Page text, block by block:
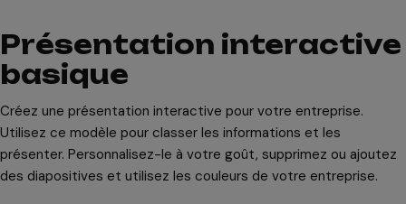
Présentation interactive
basique
Créez une présentation interactive pour votre entreprise.
Utilisez ce modèle pour classer les informations et les
présenter. Personnalisez-le à votre goût, supprimez ou ajoutez
des diapositives et utilisez les couleurs de votre entreprise.